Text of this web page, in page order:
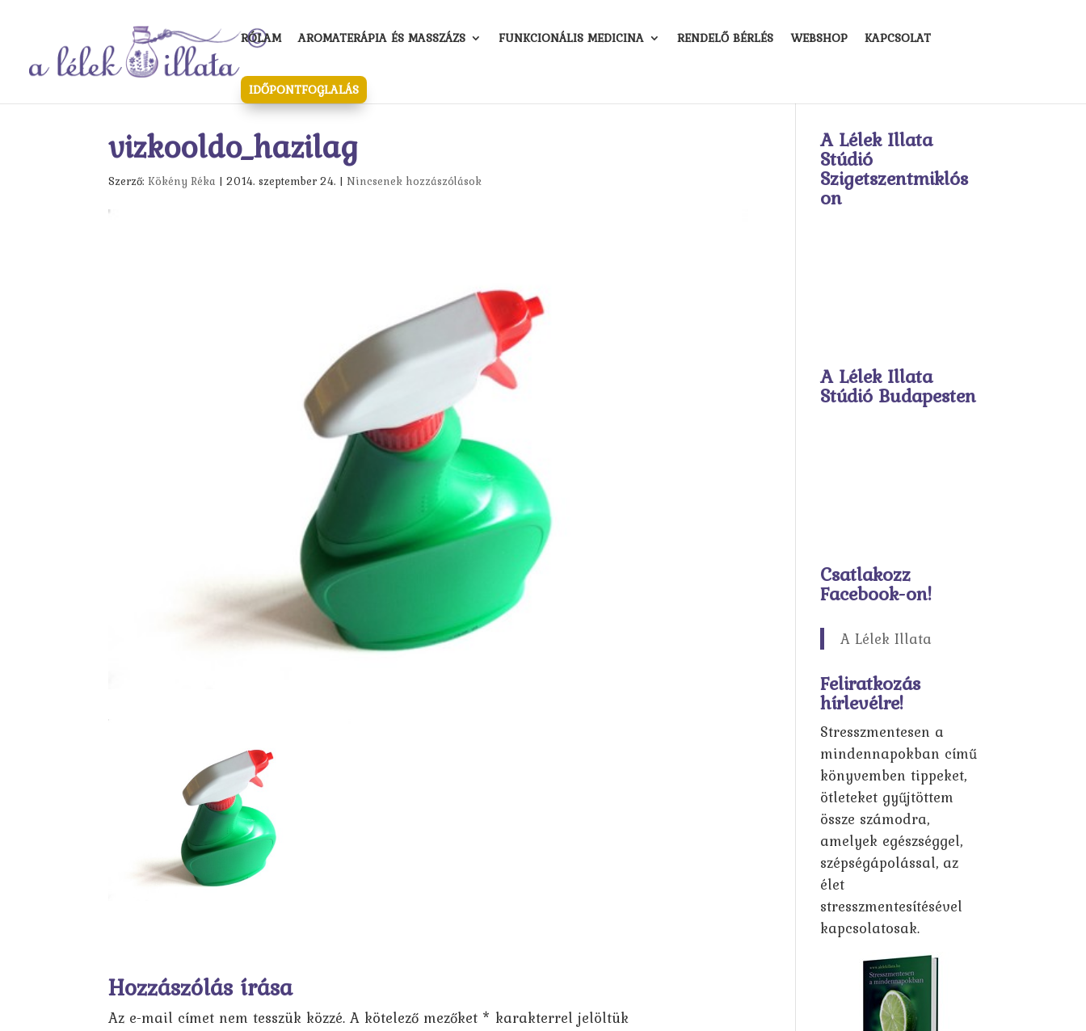
RÓLAM AROMATERÁPIA ÉS MASSZÁZS FUNKCIONÁLIS MEDICINA RENDELŐ BÉRLÉS WEBSHOP KAPCSOLAT
IDŐPONTFOGLALÁS
vizkooldo_hazilag
Szerző:Kökény Réka |2014. szeptember 24. | Nincsenek hozzászólások
Hozzászólás írása
Az e-mail címet nem tesszük közzé. A kötelező mezőket * karakterrel jelöltük
A Lélek Illata
Stúdió
Szigetszentmiklós
on
A Lélek Illata
Stúdió Budapesten
Csatlakozz
Facebook-on!
A Lélek Illata
Feliratkozás
hírlevélre!
Stresszmentesen a
mindennapokban című
könyvemben tippeket,
ötleteket gyűjtöttem
össze számodra,
amelyek egészséggel,
szépségápolással, az
élet
stresszmentesítésével
kapcsolatosak.